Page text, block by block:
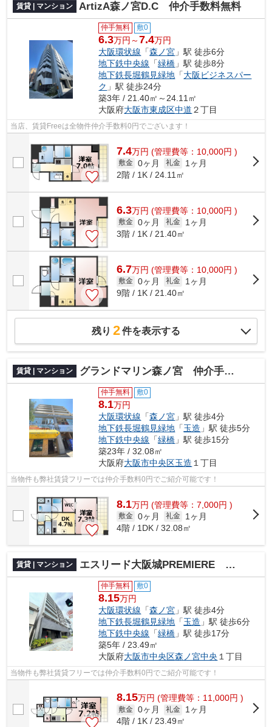
賃貸 | マンション ArtizA森ノ宮D.C 仲介手数料無料
仲手無料 敷0
6.3万円～7.4万円
大阪環状線 「森ノ宮 」駅 徒歩6分
地下鉄中央線 「緑橋 」駅 徒歩8分
地下鉄長堀鶴見緑地 「大阪ビジネスパー
ク 」駅 徒歩24分
築3年 / 21.40㎡～24.11㎡
大阪府大阪市東成区中道 ２丁目
当店、賃貸Freeは全物件仲介手数料0円でございます！
7.4万円 (管理費等：10,000円 )
敷金 0ヶ月 礼金
1ヶ月
2階 / 1K / 24.11㎡
6.3万円 (管理費等：10,000円 )
敷金 0ヶ月 礼金
1ヶ月
3階 / 1K / 21.40㎡
6.7万円 (管理費等：10,000円 )
敷金 0ヶ月 礼金
1ヶ月
9階 / 1K / 21.40㎡
残り 2件を表示する
賃貸 | マンション グランドマリン森ノ宮 仲介手数料無料
仲手無料 敷0
8.1万円
大阪環状線 「森ノ宮 」駅 徒歩4分
地下鉄長堀鶴見緑地 「玉造 」駅 徒歩5分
地下鉄中央線 「緑橋 」駅 徒歩15分
築23年 / 32.08㎡
大阪府大阪市中央区玉造 １丁目
当物件も弊社賃貸フリーでは仲介手数料0円でご紹介可能です！
8.1万円 (管理費等：7,000円 )
敷金 0ヶ月 礼金
1ヶ月
4階 / 1DK / 32.08㎡
賃貸 | マンション エスリード大阪城PREMIERE 仲介手数料無料
仲手無料 敷0
8.15万円
大阪環状線 「森ノ宮 」駅 徒歩4分
地下鉄長堀鶴見緑地 「玉造 」駅 徒歩6分
地下鉄中央線 「緑橋 」駅 徒歩17分
築5年 / 23.49㎡
大阪府大阪市中央区森ノ宮中央 １丁目
当物件も弊社賃貸フリーでは仲介手数料0円でご紹介可能です！
8.15万円 (管理費等：11,000円 )
敷金 0ヶ月 礼金
1ヶ月
4階 / 1K / 23.49㎡